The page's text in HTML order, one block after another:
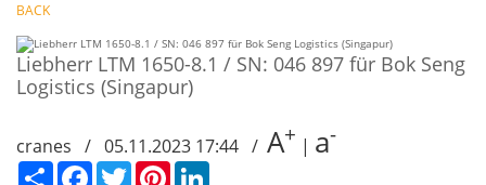
BACK
Liebherr LTM 1650-8.1 / SN: 046 897 für Bok Seng
Logistics (Singapur)
cranes / 05.11.2023 17:44 / A+ | a-
СподелиFacebookTwitter Pinterest